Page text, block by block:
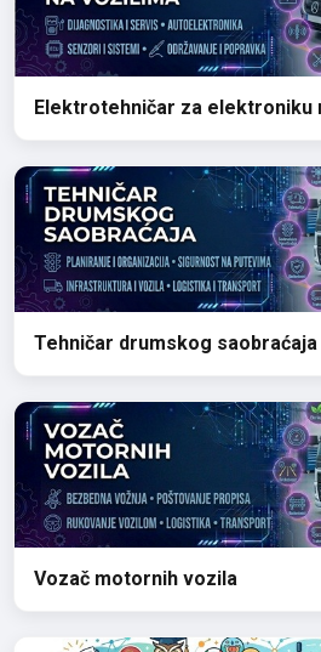
Elektrotehničar za elektroniku
Tehničar drumskog saobraćaja
Vozač motornih vozila